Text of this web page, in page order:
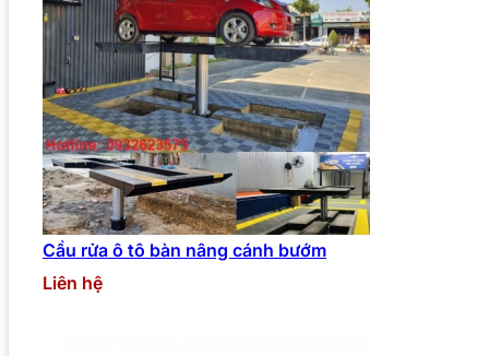
Cầu rửa ô tô bàn nâng cánh bướm
Liên hệ